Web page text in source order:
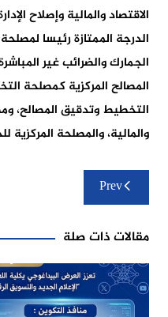
الاقتصاد والمالية وإصلاح
الدرجة الممتازة رئيسا
الجمارك والضرائب غير
المصالح المركزية كمصلحة
التخطيط وتدقيق المصالح،
والمالية، والمصلحة
تصفّح
المقالاتPrev
مقالات ذات صلة